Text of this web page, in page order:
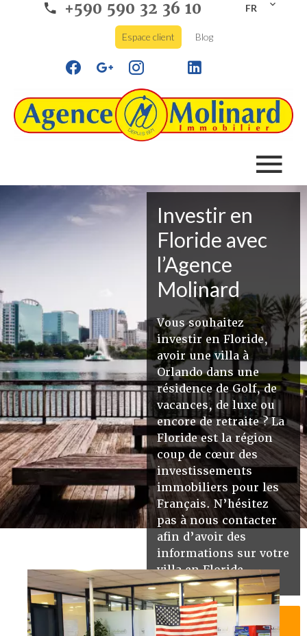
+590 590 32 36 10 FR
Espace client Blog
Investir en
Floride avec
l’Agence
Molinard
Vous souhaitez
investir en Floride,
avoir une villa à
Orlando dans une
résidence de Golf, de
vacances, de luxe ou
encore de retraite ? La
Floride est la région
coup de cœur des
investissements
immobiliers pour les
Français. N’hésitez
pas à nous contacter
afin d’avoir des
informations sur votre
villa en Floride.
Télécharger notre